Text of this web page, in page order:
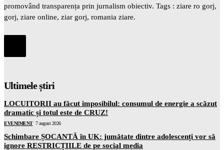
promovând transparența prin jurnalism obiectiv. Tags : ziare ro gorj,
gorj, ziare online, ziar gorj, romania ziare.
Ultimele știri
LOCUITORII au făcut imposibilul: consumul de energie a scăzut
dramatic și totul este de CRUZ!
EVENIMENT 7 august 2026
Schimbare ȘOCANTĂ în UK: jumătate dintre adolescenți vor să
ignore RESTRICȚIILE de pe social media